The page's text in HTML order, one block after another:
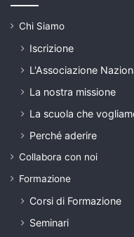
Chi Siamo
Iscrizione
L'Associazione
La nostra missione
La scuola che
Perché aderire
Collabora con noi
Formazione
Corsi di Formazione
Seminari